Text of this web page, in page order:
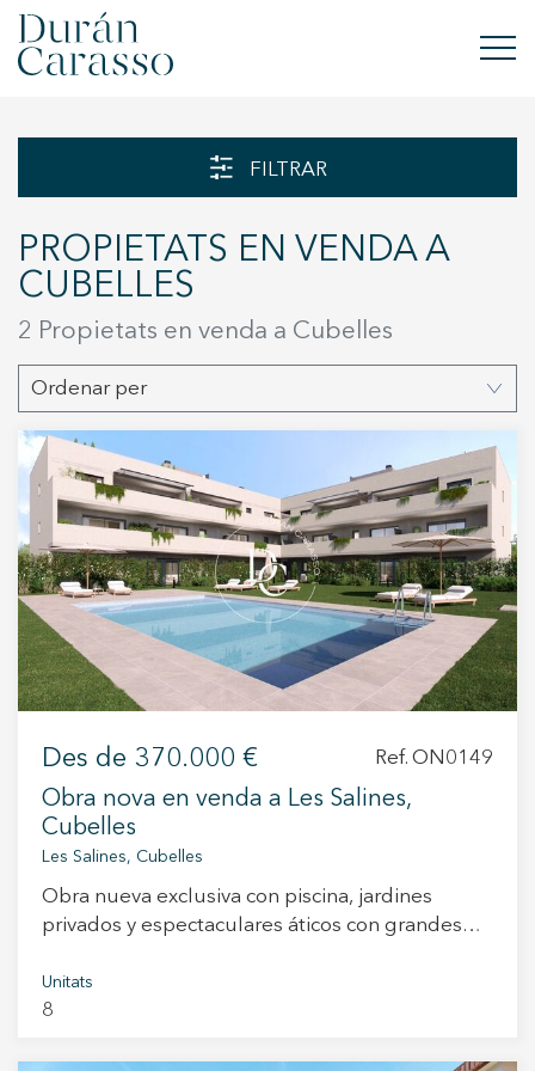
VENDRE
OBRA NOVA
INVERSIONS
GRUP DC
CONTACTE
+34 935 178 067
ES CA EN FR
FILTRAR
PROPIETATS EN VENDA A
CUBELLES
2 Propietats en venda a Cubelles
Ordenar per
Des de 370.000 € Ref. ON0149
Obra nova en venda a Les Salines,
Cubelles
Les Salines, Cubelles
Obra nueva exclusiva con piscina, jardines
privados y espectaculares áticos con grandes
promoción de obra nueva compuesta por 16
viviendas, diseñada para ofrecer confort, diseño
Unitats
8